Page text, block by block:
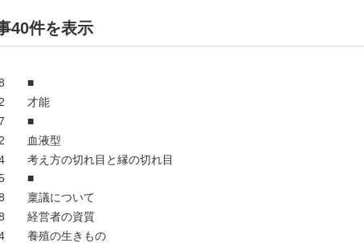
40件を表示
■
才能
■
血液型
考え方の切れ目と縁の切れ目
■
稟議について
経営者の資質
養殖の生きもの